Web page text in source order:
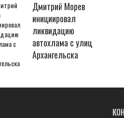
Дмитрий Морев
инициировал
ликвидацию
автохлама с улиц
Архангельска